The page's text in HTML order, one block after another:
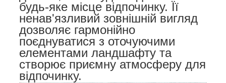
будь-яке місце відпочинку. Її
ненав'язливий зовнішній вигляд
дозволяє гармонійно
поєднуватися з оточуючими
елементами ландшафту та
створює приємну атмосферу для
відпочинку.